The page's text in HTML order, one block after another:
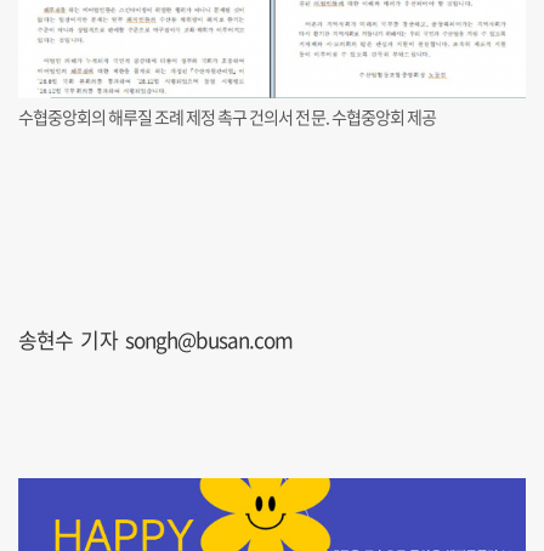
수협중앙회의 해루질 조례 제정 촉구 건의서 전문. 수협중앙회 제공
송현수 기자 songh@busan.com